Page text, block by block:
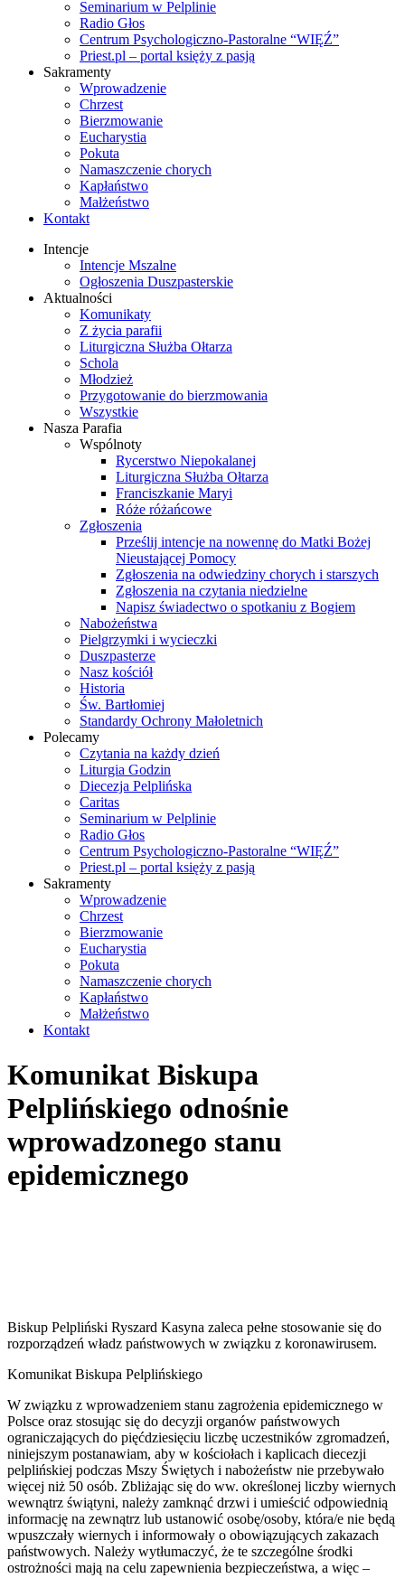
Seminarium w Pelplinie
Radio Głos
Centrum Psychologiczno-Pastoralne “WIĘŹ”
Priest.pl – portal księży z pasją
Sakramenty
Wprowadzenie
Chrzest
Bierzmowanie
Eucharystia
Pokuta
Namaszczenie chorych
Kapłaństwo
Małżeństwo
Kontakt
Intencje
Intencje Mszalne
Ogłoszenia Duszpasterskie
Aktualności
Komunikaty
Z życia parafii
Liturgiczna Służba Ołtarza
Schola
Młodzież
Przygotowanie do bierzmowania
Wszystkie
Nasza Parafia
Wspólnoty
Rycerstwo Niepokalanej
Liturgiczna Służba Ołtarza
Franciszkanie Maryi
Róże różańcowe
Zgłoszenia
Prześlij intencje na nowennę do Matki Bożej
Nieustającej Pomocy
Zgłoszenia na odwiedziny chorych i starszych
Zgłoszenia na czytania niedzielne
Napisz świadectwo o spotkaniu z Bogiem
Nabożeństwa
Pielgrzymki i wycieczki
Duszpasterze
Nasz kościół
Historia
Św. Bartłomiej
Standardy Ochrony Małoletnich
Polecamy
Czytania na każdy dzień
Liturgia Godzin
Diecezja Pelplińska
Caritas
Seminarium w Pelplinie
Radio Głos
Centrum Psychologiczno-Pastoralne “WIĘŹ”
Priest.pl – portal księży z pasją
Sakramenty
Wprowadzenie
Chrzest
Bierzmowanie
Eucharystia
Pokuta
Namaszczenie chorych
Kapłaństwo
Małżeństwo
Kontakt
Komunikat Biskupa
Pelplińskiego odnośnie
wprowadzonego stanu
epidemicznego
Biskup Pelpliński Ryszard Kasyna zaleca pełne stosowanie się do
rozporządzeń władz państwowych w związku z koronawirusem.
Komunikat Biskupa Pelplińskiego
W związku z wprowadzeniem stanu zagrożenia epidemicznego w
Polsce oraz stosując się do decyzji organów państwowych
ograniczających do pięćdziesięciu liczbę uczestników zgromadzeń,
niniejszym postanawiam, aby w kościołach i kaplicach diecezji
pelplińskiej podczas Mszy Świętych i nabożeństw nie przebywało
więcej niż 50 osób. Zbliżając się do ww. określonej liczby wiernych
wewnątrz świątyni, należy zamknąć drzwi i umieścić odpowiednią
informację na zewnątrz lub ustanowić osobę/osoby, która/e nie będą
wpuszczały wiernych i informowały o obowiązujących zakazach
państwowych. Należy wytłumaczyć, że te szczególne środki
ostrożności mają na celu zapewnienia bezpieczeństwa, a więc –